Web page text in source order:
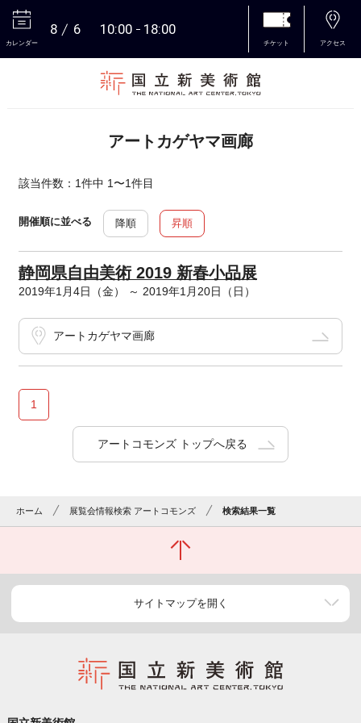
カレンダー
8 6 10:00 18:00
チケット アクセス
アートカゲヤマ画廊
該当件数：1件中 1〜1件目
開催順に並べる 降順 昇順
静岡県自由美術 2019 新春小品展
2019年1月4日（金） ～ 2019年1月20日（日）
アートカゲヤマ画廊
1
アートコモンズ トップへ戻る
ホーム 展覧会情報検索 アートコモンズ 検索結果一覧
サイトマップを開く